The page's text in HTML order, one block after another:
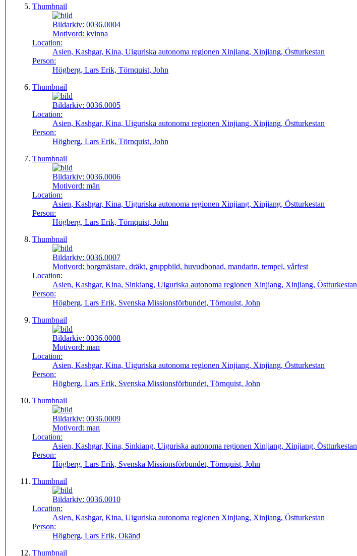
Thumbnail
Bildarkiv: 0036.0004
Motivord: kvinna
Location:
Asien, Kashgar, Kina, Uiguriska autonoma regionen Xinjiang, Xinjiang, Östturkestan
Person:
Högberg, Lars Erik, Törnquist, John
Thumbnail
Bildarkiv: 0036.0005
Location:
Asien, Kashgar, Kina, Uiguriska autonoma regionen Xinjiang, Xinjiang, Östturkestan
Person:
Högberg, Lars Erik, Törnquist, John
Thumbnail
Bildarkiv: 0036.0006
Motivord: män
Location:
Asien, Kashgar, Kina, Uiguriska autonoma regionen Xinjiang, Xinjiang, Östturkestan
Person:
Högberg, Lars Erik, Törnquist, John
Thumbnail
Bildarkiv: 0036.0007
Motivord: borgmästare, dräkt, gruppbild, huvudbonad, mandarin, tempel, vårfest
Location:
Asien, Kashgar, Kina, Sinkiang, Uiguriska autonoma regionen Xinjiang, Xinjiang, Östturkestan
Person:
Högberg, Lars Erik, Svenska Missionsförbundet, Törnquist, John
Thumbnail
Bildarkiv: 0036.0008
Motivord: man
Location:
Asien, Kashgar, Kina, Uiguriska autonoma regionen Xinjiang, Xinjiang, Östturkestan
Person:
Högberg, Lars Erik, Svenska Missionsförbundet, Törnquist, John
Thumbnail
Bildarkiv: 0036.0009
Motivord: man
Location:
Asien, Kashgar, Kina, Sinkiang, Uiguriska autonoma regionen Xinjiang, Xinjiang, Östturkestan
Person:
Högberg, Lars Erik, Svenska Missionsförbundet, Törnquist, John
Thumbnail
Bildarkiv: 0036.0010
Location:
Asien, Kashgar, Kina, Uiguriska autonoma regionen Xinjiang, Xinjiang, Östturkestan
Person:
Högberg, Lars Erik, Okänd
Thumbnail